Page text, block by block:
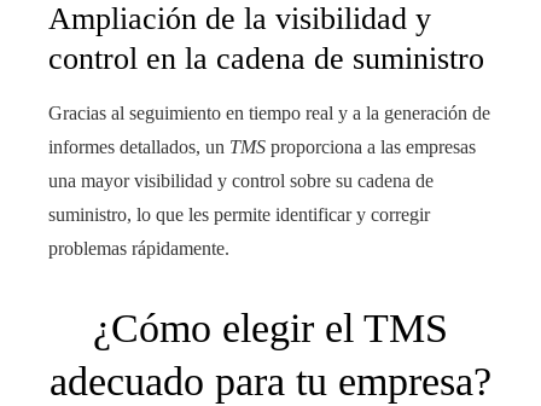
Ampliación de la visibilidad y
control en la cadena de suministro
Gracias al seguimiento en tiempo real y a la generación de
informes detallados, un TMS proporciona a las empresas
una mayor visibilidad y control sobre su cadena de
suministro, lo que les permite identificar y corregir
problemas rápidamente.
¿Cómo elegir el TMS
adecuado para tu empresa?